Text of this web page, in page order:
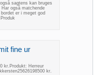
sagtens kan bruges
også matchende
er i meget god
fine ur
kr.Produkt: Herreur
kr.